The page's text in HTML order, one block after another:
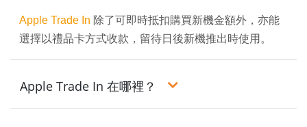
Apple Trade In 除了可即時抵扣購買新機金額外，亦能
選擇以禮品卡方式收款，留待日後新機推出時使用。
Apple Trade In 在哪裡？